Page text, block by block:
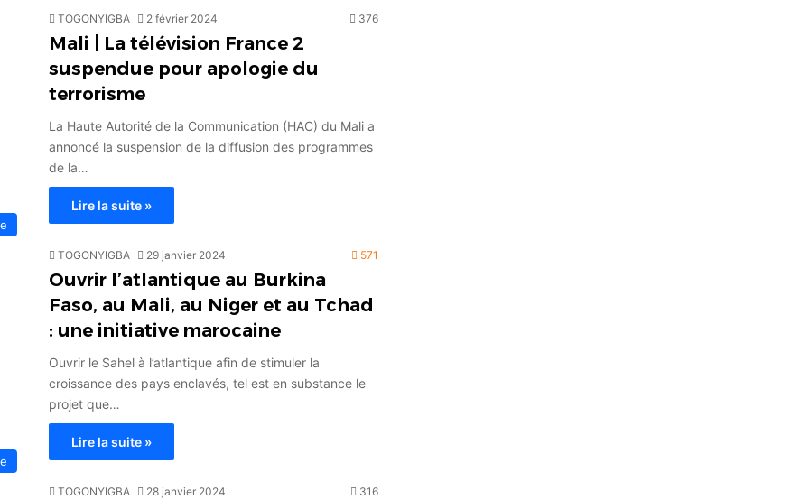
TOGONYIGBA 2 février 2024 376
Mali | La télévision France 2
suspendue pour apologie du
terrorisme
La Haute Autorité de la Communication (HAC) du Mali a
annoncé la suspension de la diffusion des programmes
de la…
Lire la suite »
TOGONYIGBA 29 janvier 2024 571
Ouvrir l’atlantique au Burkina
Faso, au Mali, au Niger et au Tchad
: une initiative marocaine
Ouvrir le Sahel à l’atlantique afin de stimuler la
croissance des pays enclavés, tel est en substance le
projet que…
Lire la suite »
TOGONYIGBA 28 janvier 2024 316